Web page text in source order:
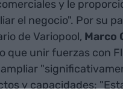
y le
el negocio". Por su
de Variopool, Marco
que unir fuerzas con
y capacidades: